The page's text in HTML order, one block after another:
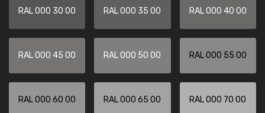
RAL 000 30 00 RAL 000 35 00 RAL 000 40 00
RAL 000 45 00 RAL 000 50 00 RAL 000 55 00
RAL 000 60 00 RAL 000 65 00 RAL 000 70 00